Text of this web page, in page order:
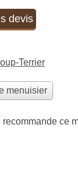
devis
Terrier
menuisier
recommande ce